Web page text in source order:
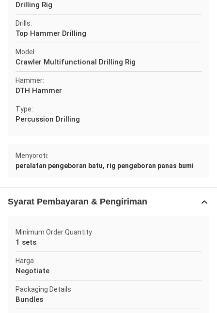
Drilling Rig
Drills:
Top Hammer Drilling
Model:
Crawler Multifunctional Drilling Rig
Hammer:
DTH Hammer
Type:
Percussion Drilling
Menyoroti:
peralatan pengeboran batu, rig pengeboran panas bumi
Syarat Pembayaran & Pengiriman
Minimum Order Quantity
1 sets
Harga
Negotiate
Packaging Details
Bundles